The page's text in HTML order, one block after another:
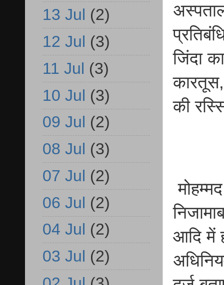
जिंदा
कारतूस,
की
आदि में
13 Jul (2)
12 Jul (3)
11 Jul (3)
10 Jul (3)
09 Jul (2)
08 Jul (3)
07 Jul (2)
06 Jul (2)
04 Jul (2)
03 Jul (2)